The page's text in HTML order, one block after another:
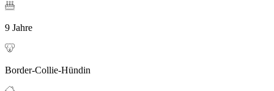
9 Jahre
Border-Collie-Hündin